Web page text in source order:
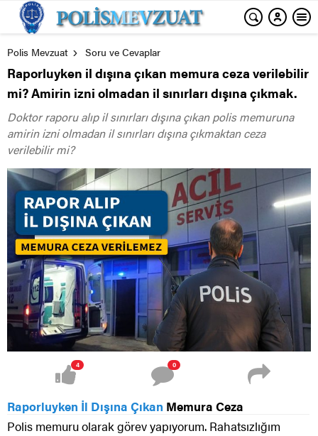
Polis Mevzuat Soru ve Cevaplar
Raporluyken il dışına çıkan memura ceza verilebilir
mi? Amirin izni olmadan il sınırları dışına çıkmak.
Doktor raporu alıp il sınırları dışına çıkan polis memuruna
amirin izni olmadan il sınırları dışına çıkmaktan ceza
verilebilir mi?
4 0
Raporluyken İl Dışına Çıkan Memura Ceza
Polis memuru olarak görev yapıyorum. Rahatsızlığım